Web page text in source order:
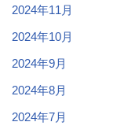
2024年11月
2024年10月
2024年9月
2024年8月
2024年7月